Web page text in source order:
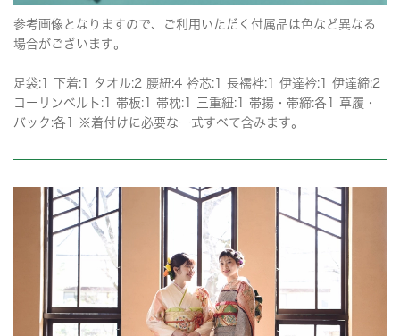
参考画像となりますので、ご利用いただく付属品は色など異なる
場合がございます。
足袋:1 下着:1 タオル:2 腰紐:4 衿芯:1 長襦袢:1 伊達衿:1 伊達締:2
コーリンベルト:1 帯板:1 帯枕:1 三重紐:1 帯揚・帯締:各1 草履・
バック:各1 ※着付けに必要な一式すべて含みます。